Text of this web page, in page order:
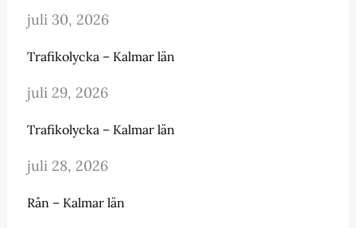
juli 30, 2026
Trafikolycka – Kalmar län
juli 29, 2026
Trafikolycka – Kalmar län
juli 28, 2026
Rån – Kalmar län